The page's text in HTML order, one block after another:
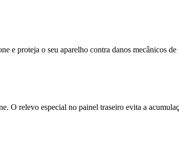
e proteja o seu aparelho contra danos mecânicos
O relevo especial no painel traseiro evita a